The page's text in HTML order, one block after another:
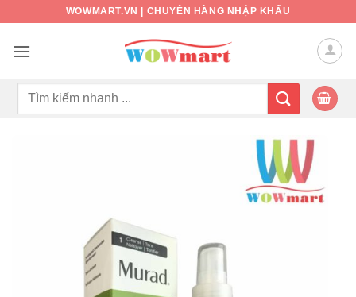
nội
WOWMART.VN | CHUYÊN HÀNG NHẬP KHẨU
Tìm